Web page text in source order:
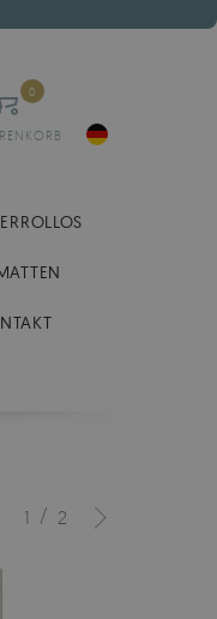
0
1 / 2